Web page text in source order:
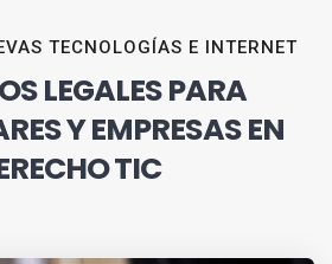
TECNOLOGÍAS E INTERNET
LEGALES PARA
Y EMPRESAS EN
TIC